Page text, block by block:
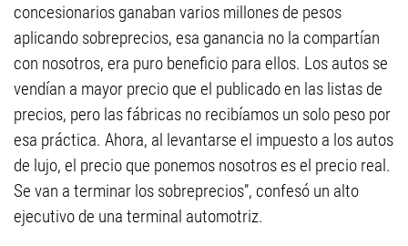
concesionarios ganaban varios millones de pesos
aplicando sobreprecios, esa ganancia no la compartían
con nosotros, era puro beneficio para ellos. Los autos se
vendían a mayor precio que el publicado en las listas de
precios, pero las fábricas no recibíamos un solo peso por
esa práctica. Ahora, al levantarse el impuesto a los autos
de lujo, el precio que ponemos nosotros es el precio real.
Se van a terminar los sobreprecios”, confesó un alto
ejecutivo de una terminal automotriz.